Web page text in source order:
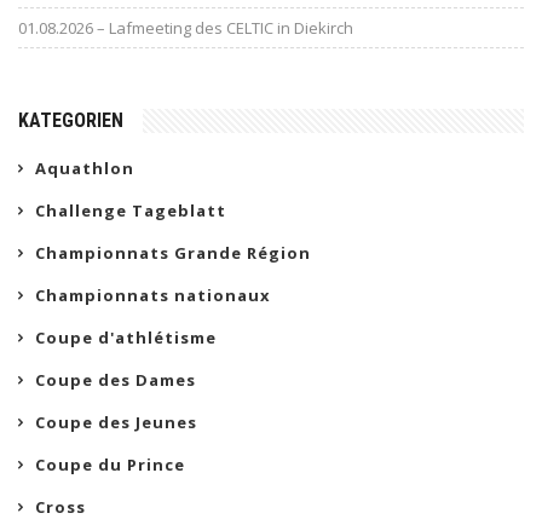
01.08.2026 – Lafmeeting des CELTIC in Diekirch
KATEGORIEN
Aquathlon
Challenge Tageblatt
Championnats Grande Région
Championnats nationaux
Coupe d'athlétisme
Coupe des Dames
Coupe des Jeunes
Coupe du Prince
Cross